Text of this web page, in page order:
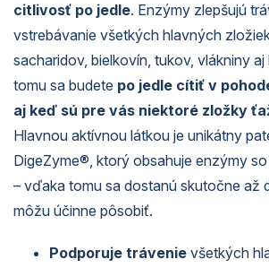
citlivosť po jedle. Enzýmy zlepšujú
vstrebávanie všetkých hlavných
sacharidov, bielkovín, tukov, vlákniny
tomu sa budete po jedle cítiť v
aj keď sú pre vás niektoré zložky
Hlavnou aktívnou látkou je unikátny
DigeZyme®, ktorý obsahuje enzýmy
– vďaka tomu sa dostanú skutočne až
môžu účinne pôsobiť.
Podporuje trávenie všetkých